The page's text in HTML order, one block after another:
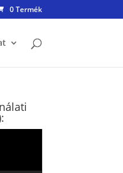
0 Termék